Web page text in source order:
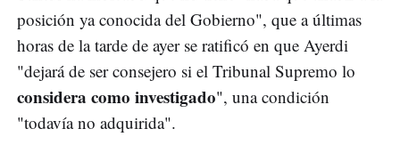
posición ya conocida del Gobierno", que a últimas
horas de la tarde de ayer se ratificó en que Ayerdi
"dejará de ser consejero si el Tribunal Supremo lo
considera como investigado", una condición
"todavía no adquirida".